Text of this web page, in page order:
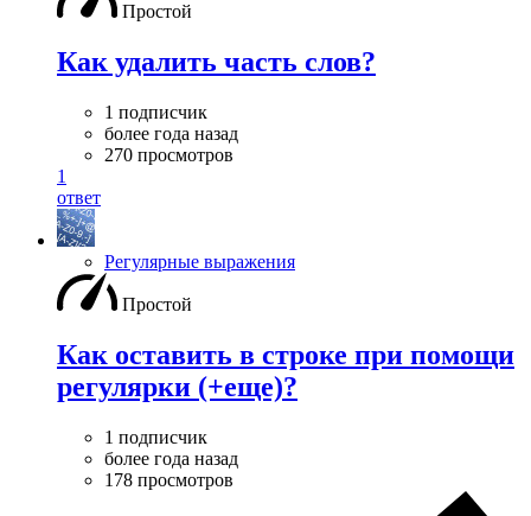
Простой
Как удалить часть слов?
1 подписчик
более года назад
270 просмотров
1
ответ
Регулярные выражения
Простой
Как оставить в строке при помощи
регулярки (+еще)?
1 подписчик
более года назад
178 просмотров